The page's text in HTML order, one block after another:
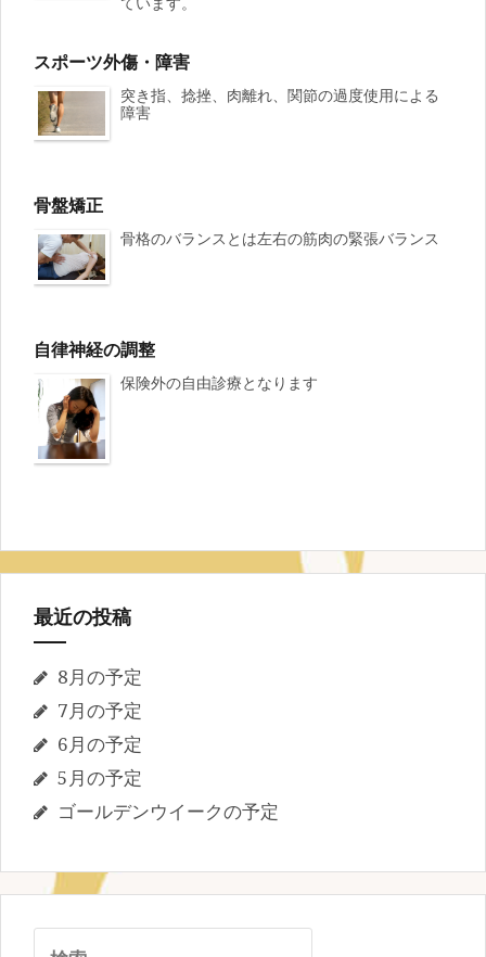
スポーツ外傷・障害
突き指、捻挫、肉離れ、関節の過度使用による
障害
骨盤矯正
骨格のバランスとは左右の筋肉の緊張バランス
自律神経の調整
保険外の自由診療となります
最近の投稿
8月の予定
7月の予定
6月の予定
5月の予定
ゴールデンウイークの予定